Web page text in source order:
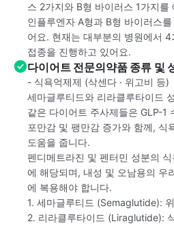
스 2가지와 B형 바이러스 1가지
인플루엔자 A형과 B형 바이러스
어요. 현재는 대부분의 병원에서
접종을 진행하고 있어요.
다이어트 전문의약품 종류 및
- 식욕억제제 (삭센다 · 위고비 등)
세마글루티드와 리라클루타이드
같은 다이어트 주사제들은 GLP-1
포만감 및 팽만감 증가와 함께, 식
도움을 줍니다.
펜디메트라진 및 펜터민 성분의
에 해당되며, 내성 및 오남용의 우
에 복용해야 합니다.
1. 세마글루티드 (Semaglutide):
2. 리라클루타이드 (Liraglutide):